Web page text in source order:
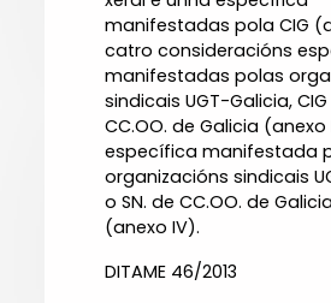
manifestadas pola CIG
catro consideracións
manifestadas polas
sindicais UGT-Galicia, CIG
CC.OO. de Galicia (anexo
específica manifestada
organizacións sindicais
o SN. de CC.OO. de
(anexo IV).
DITAME 46/2013